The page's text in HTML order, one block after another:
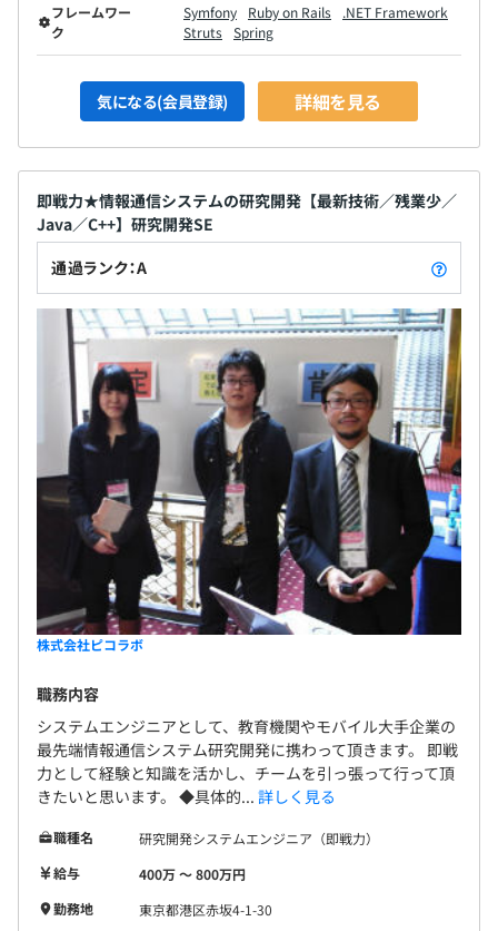
各プロジェクトは、事業部を横断する形で必要なスキル・
毎年10月から参加プロジェクトの各PM、所属事業部長、
社長による評価を行っており、評価結果だけでなくプロジ
ェクト・事業部・会社の課題や改善策について、納得でき
るまで直接議論できます。
全社21名
内エンジニア16名で構成されています。
ル・ビジネス経験を持った事業部長（各プロジェクトの
PM）1名とアーキテクト、コンサルタント、システムエン
ジニアで構成されます。
フレームワー
ク
Symfony Ruby on Rails
.NET Framework
Struts Spring
気になる(会員登録) 詳細を見る
即戦力★情報通信システムの研究開発【最新技術／残業少／
Java／C++】研究開発SE
通過ランク：A
株式会社ピコラボ
職務内容
システムエンジニアとして、教育機関やモバイル大手企業の
最先端情報通信システム研究開発に携わって頂きます。 即戦
力として経験と知識を活かし、チームを引っ張って行って頂
きたいと思います。 ◆具体的... 詳しく見る
職種名
研究開発システムエンジニア（即戦力）
給与
400万 〜 800万円
勤務地
東京都港区赤坂4-1-30